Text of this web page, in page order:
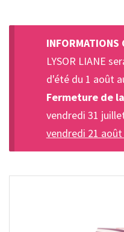
INFORMATIONS
LYSOR LIANE
d'été du 1 août
Fermeture de
vendredi 31
vendredi 21 août